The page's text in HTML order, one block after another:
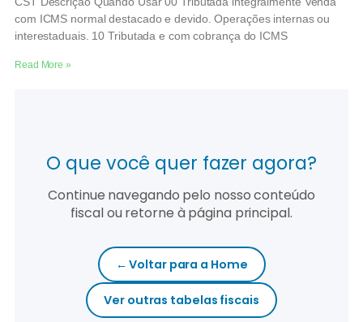
com ICMS normal destacado e devido. Operações internas ou
interestaduais. 10 Tributada e com cobrança do ICMS
Read More »
O que você quer fazer agora?
Continue navegando pelo nosso conteúdo
fiscal ou retorne à página principal.
← Voltar para a Home
Ver outras tabelas fiscais